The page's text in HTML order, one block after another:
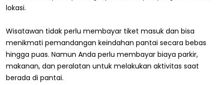
lokasi.
Wisatawan tidak perlu membayar tiket masuk dan bisa
menikmati pemandangan keindahan pantai secara bebas
hingga puas. Namun Anda perlu membayar biaya parkir,
makanan, dan peralatan untuk melakukan aktivitas saat
berada di pantai.